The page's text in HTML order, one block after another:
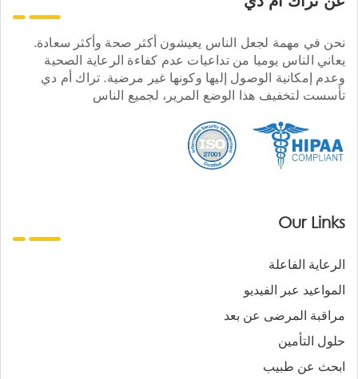
نحن في مهمة لجعل الناس يعيشون أكثر صحة وأكثر سعادة.
يعاني الناس يوميا من تداعيات عدم كفاءة الرعاية الصحية
وعدم إمكانية الوصول إليها وكونها غير مرضية. تراك أم دي
تأسست لتخفيف هذا الوضع المرير، لجميع الناس
Our Links
الرعاية الفاعلة
المواعيد عبر الفيديو
مراقبة المرضى عن بعد
حلول التأمين
ابحث عن طبيب